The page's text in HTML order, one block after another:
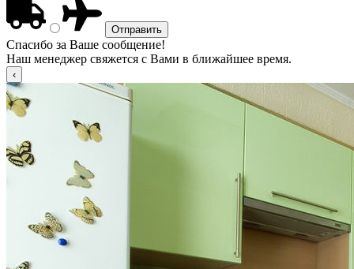
Спасибо за Ваше сообщение!
Наш менеджер свяжется с Вами в ближайшее время.